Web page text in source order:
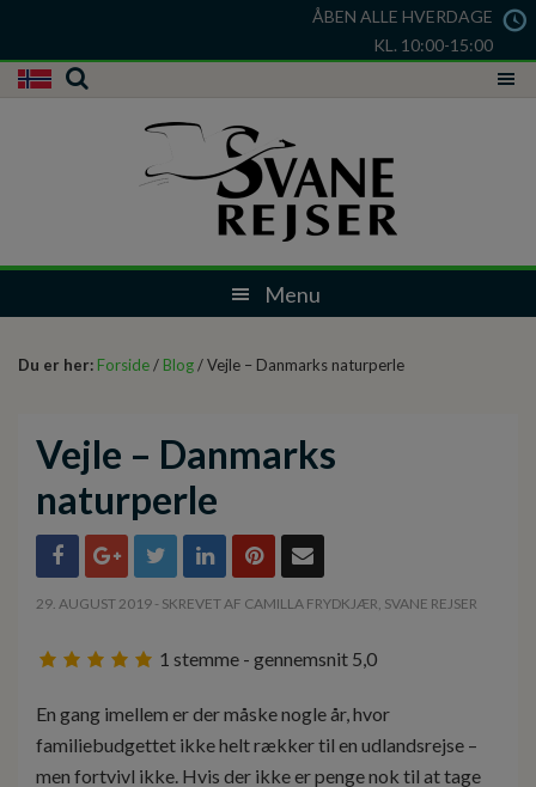
ÅBEN ALLE HVERDAGE
KL. 10:00-15:00
Du er her: Forside/ Blog/ Vejle – Danmarks naturperle
Vejle – Danmarks
naturperle
29. AUGUST 2019 - SKREVET AF CAMILLA FRYDKJÆR, SVANE REJSER
1 stemme - gennemsnit 5,0
En gang imellem er der måske nogle år, hvor
familiebudgettet ikke helt rækker til en udlandsrejse –
men fortvivl ikke. Hvis der ikke er penge nok til at tage